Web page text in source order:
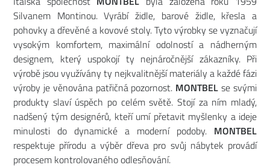
Silvanem Montinou. Vyrábí židle, barové židle, křesla a
pohovky a dřevěné a kovové stoly. Tyto výrobky se vyznačují
vysokým komfortem, maximální odolností a nádherným
designem, který uspokojí ty nejnáročnější zákazníky. Při
výrobě jsou využívány ty nejkvalitnější materiály a každé fázi
výroby je věnována patřičná pozornost. MONTBEL se svými
produkty slaví úspěch po celém světě. Stojí za ním mladý,
nadšený tým designérů, kteří umí přetavit myšlenky a ideje
minulosti do dynamické a moderní podoby. MONTBEL
respektuje přírodu a výběr dřeva pro svůj nábytek provádí
procesem kontrolovaného odlesňování.